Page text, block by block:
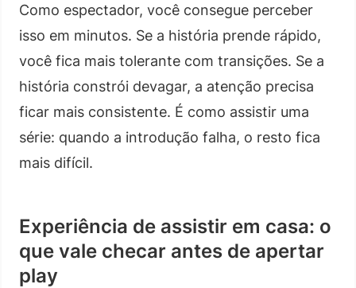
Como espectador, você consegue perceber
isso em minutos. Se a história prende rápido,
você fica mais tolerante com transições. Se a
história constrói devagar, a atenção precisa
ficar mais consistente. É como assistir uma
série: quando a introdução falha, o resto fica
mais difícil.
Experiência de assistir em casa: o
que vale checar antes de apertar
play